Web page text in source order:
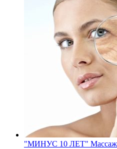
"МИНУС 10 ЛЕТ"